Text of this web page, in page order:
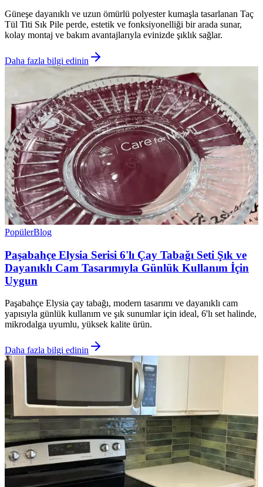
Güneşe dayanıklı ve uzun ömürlü polyester kumaşla tasarlanan Taç
Tül Titi Sık Pile perde, estetik ve fonksiyonelliği bir arada sunar,
kolay montaj ve bakım avantajlarıyla evinizde şıklık sağlar.
Daha fazla bilgi edinin
PopülerBlog
Paşabahçe Elysia Serisi 6'lı Çay Tabağı Seti Şık ve
Dayanıklı Cam Tasarımıyla Günlük Kullanım İçin
Uygun
Paşabahçe Elysia çay tabağı, modern tasarımı ve dayanıklı cam
yapısıyla günlük kullanım ve şık sunumlar için ideal, 6'lı set halinde,
mikrodalga uyumlu, yüksek kalite ürün.
Daha fazla bilgi edinin